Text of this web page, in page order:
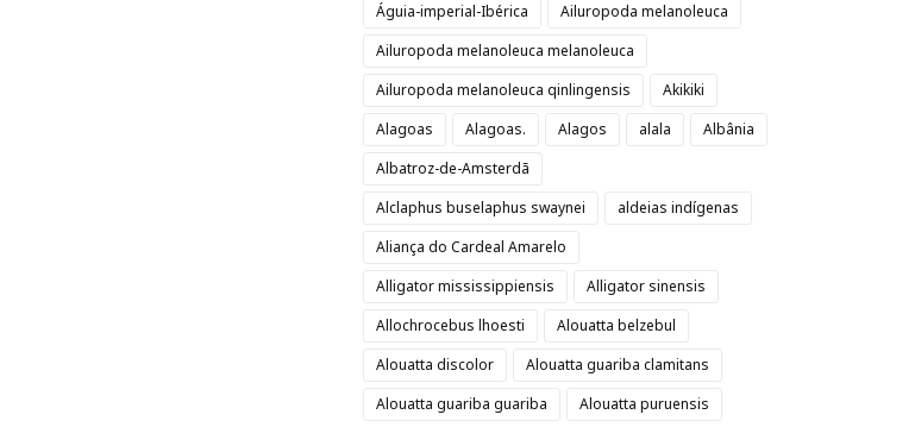
Águia-imperial-Ibérica
Ailuropoda melanoleuca
Ailuropoda melanoleuca melanoleuca
Ailuropoda melanoleuca qinlingensis
Akikiki
Alagoas
Alagoas. Alagos alala
Albânia
Albatroz-de-Amsterdã
Alclaphus buselaphus swaynei
aldeias indígenas
Aliança do Cardeal Amarelo
Alligator mississippiensis
Alligator sinensis
Allochrocebus lhoesti
Alouatta belzebul
Alouatta discolor
Alouatta guariba clamitans
Alouatta guariba guariba
Alouatta puruensis